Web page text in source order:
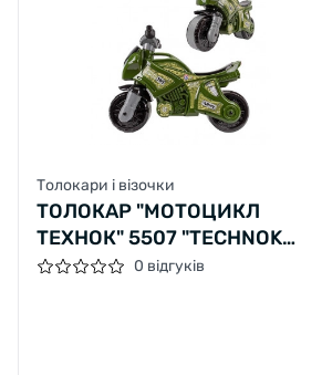
Толокари і візочки
ТОЛОКАР "МОТОЦИКЛ
ТЕХНОК" 5507 "TECHNOK
TOYS"
0 відгуків